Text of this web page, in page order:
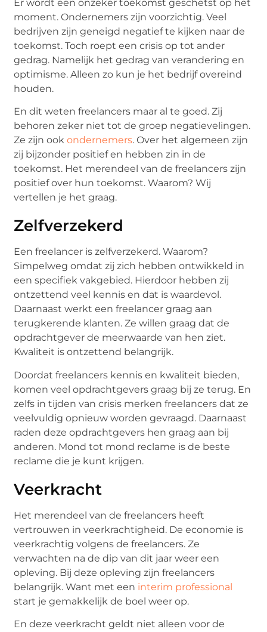
Er wordt een onzeker toekomst geschetst op het
moment. Ondernemers zijn voorzichtig. Veel
bedrijven zijn geneigd negatief te kijken naar de
toekomst. Toch roept een crisis op tot ander
gedrag. Namelijk het gedrag van verandering en
optimisme. Alleen zo kun je het bedrijf overeind
houden.
En dit weten freelancers maar al te goed. Zij
behoren zeker niet tot de groep negatievelingen.
Ze zijn ookondernemers. Over het algemeen zijn
zij bijzonder positief en hebben zin in de
toekomst. Het merendeel van de freelancers zijn
positief over hun toekomst. Waarom? Wij
vertellen je het graag.
Zelfverzekerd
Een freelancer is zelfverzekerd. Waarom?
Simpelweg omdat zij zich hebben ontwikkeld in
een specifiek vakgebied. Hierdoor hebben zij
ontzettend veel kennis en dat is waardevol.
Daarnaast werkt een freelancer graag aan
terugkerende klanten. Ze willen graag dat de
opdrachtgever de meerwaarde van hen ziet.
Kwaliteit is ontzettend belangrijk.
Doordat freelancers kennis en kwaliteit bieden,
komen veel opdrachtgevers graag bij ze terug. En
zelfs in tijden van crisis merken freelancers dat ze
veelvuldig opnieuw worden gevraagd. Daarnaast
raden deze opdrachtgevers hen graag aan bij
anderen. Mond tot mond reclame is de beste
reclame die je kunt krijgen.
Veerkracht
Het merendeel van de freelancers heeft
vertrouwen in veerkrachtigheid. De economie is
veerkrachtig volgens de freelancers. Ze
verwachten na de dip van dit jaar weer een
opleving. Bij deze opleving zijn freelancers
belangrijk. Want met een interim professional
start je gemakkelijk de boel weer op.
En deze veerkracht geldt niet alleen voor de